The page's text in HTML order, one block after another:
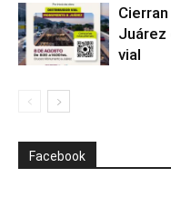
Juárez
vial
Facebook